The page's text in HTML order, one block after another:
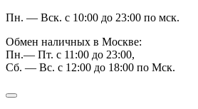
Пн. — Вск. с 10:00 до 23:00 по мск.
Обмен наличных в Москве:
Пн.— Пт. с 11:00 до 23:00,
Сб. — Вс. с 12:00 до 18:00 по Мск.